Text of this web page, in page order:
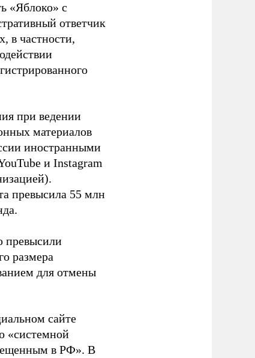
«Яблоко» с
ответчик
в частности,
при ведении
материалов
иностранными
и Instagram
превысила 55 млн
превысили
размера
для отмены
сайте
«системной
в РФ». В